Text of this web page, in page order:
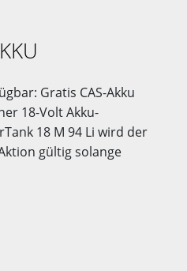
Gratis CAS-Akku
18-Volt Akku-
18 M 94 Li wird der
gültig solange